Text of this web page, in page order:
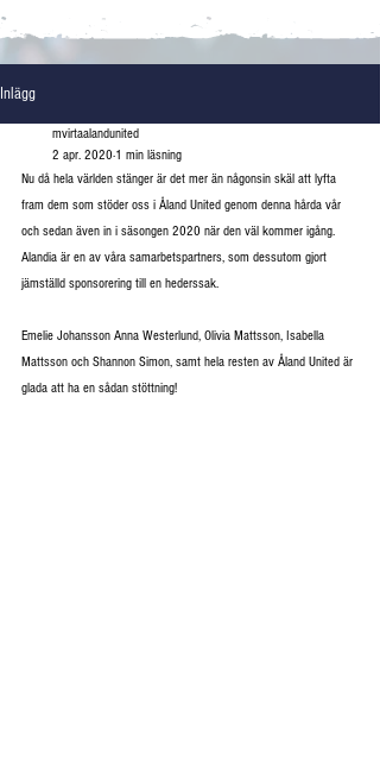
Inlägg
mvirtaalandunited
2 apr. 2020 1 min läsning
Nu då hela världen stänger är det mer än någonsin skäl att lyfta
fram dem som stöder oss i Åland United genom denna hårda vår
och sedan även in i säsongen 2020 när den väl kommer igång.
Alandia är en av våra samarbetspartners, som dessutom gjort
jämställd sponsorering till en hederssak.
Emelie Johansson Anna Westerlund, Olivia Mattsson, Isabella
Mattsson och Shannon Simon, samt hela resten av Åland United är
glada att ha en sådan stöttning!